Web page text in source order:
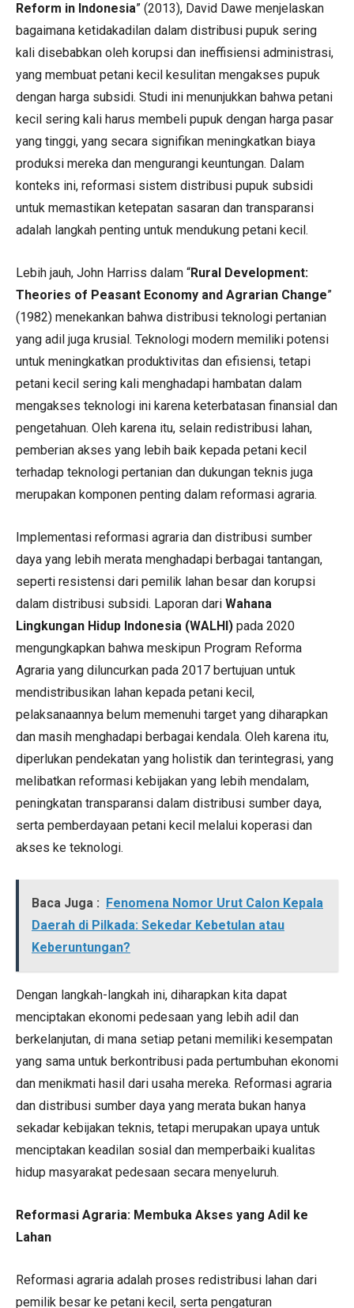
Reform in Indonesia” (2013), David Dawe menjelaskan
bagaimana ketidakadilan dalam distribusi pupuk sering
kali disebabkan oleh korupsi dan ineffisiensi administrasi,
yang membuat petani kecil kesulitan mengakses pupuk
dengan harga subsidi. Studi ini menunjukkan bahwa petani
kecil sering kali harus membeli pupuk dengan harga pasar
yang tinggi, yang secara signifikan meningkatkan biaya
produksi mereka dan mengurangi keuntungan. Dalam
konteks ini, reformasi sistem distribusi pupuk subsidi
untuk memastikan ketepatan sasaran dan transparansi
adalah langkah penting untuk mendukung petani kecil.
Lebih jauh, John Harriss dalam “Rural Development:
Theories of Peasant Economy and Agrarian Change”
(1982) menekankan bahwa distribusi teknologi pertanian
yang adil juga krusial. Teknologi modern memiliki potensi
untuk meningkatkan produktivitas dan efisiensi, tetapi
petani kecil sering kali menghadapi hambatan dalam
mengakses teknologi ini karena keterbatasan finansial dan
pengetahuan. Oleh karena itu, selain redistribusi lahan,
pemberian akses yang lebih baik kepada petani kecil
terhadap teknologi pertanian dan dukungan teknis juga
merupakan komponen penting dalam reformasi agraria.
Implementasi reformasi agraria dan distribusi sumber
daya yang lebih merata menghadapi berbagai tantangan,
seperti resistensi dari pemilik lahan besar dan korupsi
dalam distribusi subsidi. Laporan dari Wahana
Lingkungan Hidup Indonesia (WALHI) pada 2020
mengungkapkan bahwa meskipun Program Reforma
Agraria yang diluncurkan pada 2017 bertujuan untuk
mendistribusikan lahan kepada petani kecil,
pelaksanaannya belum memenuhi target yang diharapkan
dan masih menghadapi berbagai kendala. Oleh karena itu,
diperlukan pendekatan yang holistik dan terintegrasi, yang
melibatkan reformasi kebijakan yang lebih mendalam,
peningkatan transparansi dalam distribusi sumber daya,
serta pemberdayaan petani kecil melalui koperasi dan
akses ke teknologi.
Baca Juga : Fenomena Nomor Urut Calon Kepala
Daerah di Pilkada: Sekedar Kebetulan atau
Keberuntungan?
Dengan langkah-langkah ini, diharapkan kita dapat
menciptakan ekonomi pedesaan yang lebih adil dan
berkelanjutan, di mana setiap petani memiliki kesempatan
yang sama untuk berkontribusi pada pertumbuhan ekonomi
dan menikmati hasil dari usaha mereka. Reformasi agraria
dan distribusi sumber daya yang merata bukan hanya
sekadar kebijakan teknis, tetapi merupakan upaya untuk
menciptakan keadilan sosial dan memperbaiki kualitas
hidup masyarakat pedesaan secara menyeluruh.
Reformasi Agraria: Membuka Akses yang Adil ke
Lahan
Reformasi agraria adalah proses redistribusi lahan dari
pemilik besar ke petani kecil, serta pengaturan